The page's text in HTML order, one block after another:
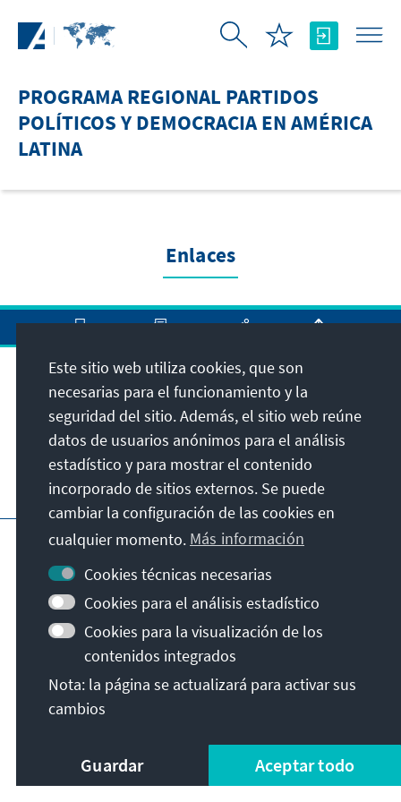
PROGRAMA REGIONAL PARTIDOS
POLÍTICOS Y DEMOCRACIA EN AMÉRICA
LATINA
Enlaces
Dirección
Contacto
Visita también
Página principal de la KAS
Pie de imprenta
Protección de datos
Declaración sobre accesibilidad
Notificar barrera
© Konrad-Adenauer-Stiftung e.V. 2026
Este sitio web utiliza cookies, que son
necesarias para el funcionamiento y la
seguridad del sitio. Además, el sitio web reúne
datos de usuarios anónimos para el análisis
estadístico y para mostrar el contenido
incorporado de sitios externos. Se puede
cambiar la configuración de las cookies en
cualquier momento. Más información
Cookies técnicas necesarias
Cookies para el análisis estadístico
Cookies para la visualización de los
contenidos integrados
Nota: la página se actualizará para activar sus
cambios
Guardar Aceptar todo